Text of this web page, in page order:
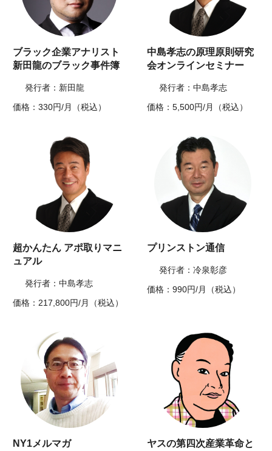
ブラック企業アナリスト
新田龍のブラック事件簿
発行者：新田龍
価格：330円/月（税込）
中島孝志の原理原則研究
会オンラインセミナー
発行者：中島孝志
価格：5,500円/月（税込）
超かんたん アポ取りマニ
ュアル
発行者：中島孝志
価格：217,800円/月（税込）
プリンストン通信
発行者：冷泉彰彦
価格：990円/月（税込）
NY1メルマガ
ヤスの第四次産業革命と